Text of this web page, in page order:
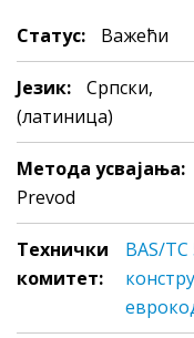
Статус: Важећи
Језик:
Српски,
(латиница)
Метода усвајања:
Prevod
Технички
комитет:
BAS/